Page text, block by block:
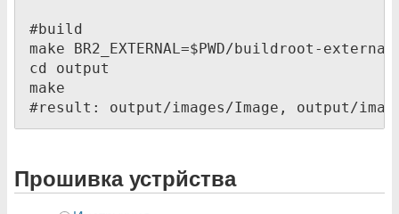
#build
make BR2_EXTERNAL=$PWD/buildroot-
cd output
make
#result: output/images/Image, output/
Прошивка устрйства